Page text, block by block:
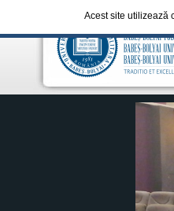
Acest site utilizează